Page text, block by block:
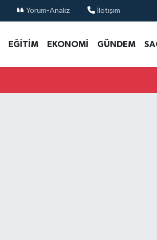
Yorum-Analiz İletişim
EĞİTİM EKONOMİ GÜNDEM